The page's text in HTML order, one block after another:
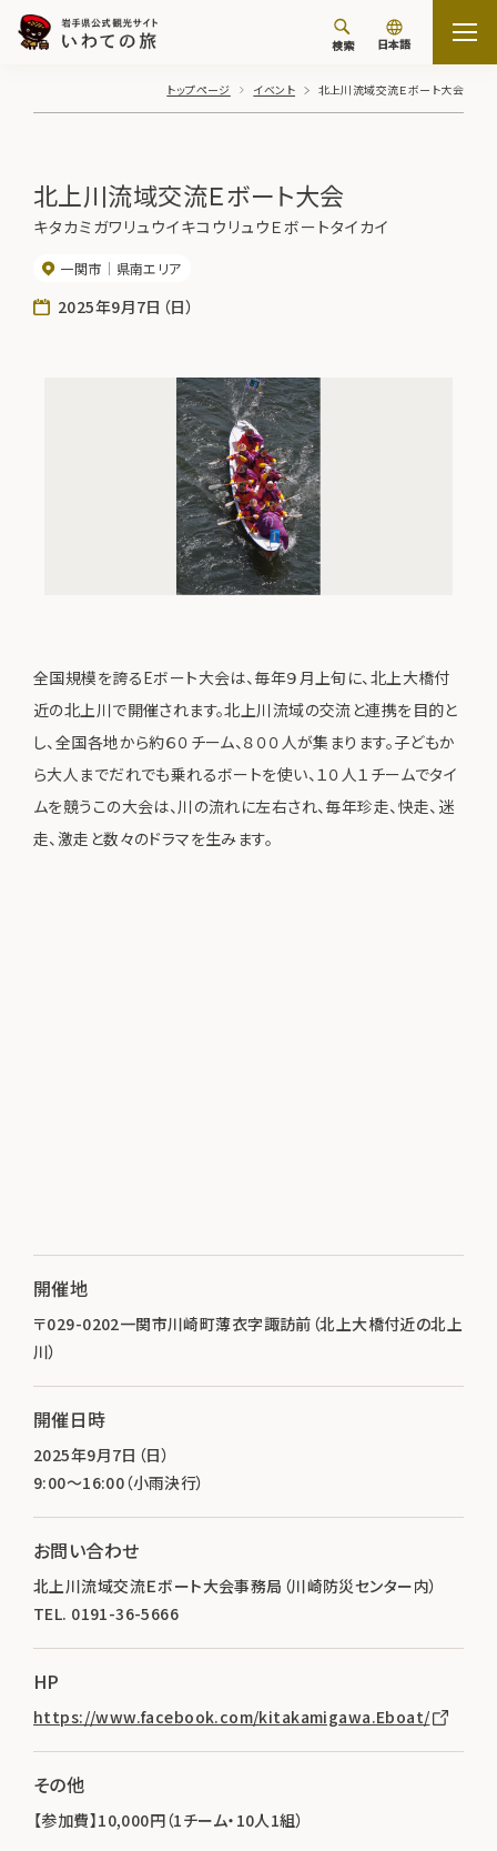
検索 日本語
トップページ イベント 北上川流域交流Ｅボート大会
北上川流域交流Ｅボート大会
キタカミガワリュウイキコウリュウＥボートタイカイ
一関市 県南エリア
2025年9月7日（日）
全国規模を誇るEボート大会は、毎年９月上旬に、北上大橋付
近の北上川で開催されます。北上川流域の交流と連携を目的と
し、全国各地から約６０チーム、８００人が集まります。子どもか
ら大人までだれでも乗れるボートを使い、１０人１チームでタイ
ムを競うこの大会は、川の流れに左右され、毎年珍走、快走、迷
走、激走と数々のドラマを生みます。
開催地
〒029-0202一関市川崎町薄衣字諏訪前（北上大橋付近の北上
川）
開催日時
2025年9月7日（日）
9:00～16:00（小雨決行）
お問い合わせ
北上川流域交流Ｅボート大会事務局（川崎防災センター内）
TEL. 0191-36-5666
HP
https://www.facebook.com/kitakamigawa.Eboat/
その他
【参加費】10,000円（1チーム・10人1組）